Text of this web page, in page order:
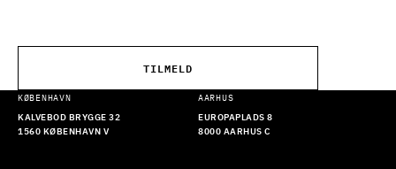
TILMELD
KØBENHAVN
KALVEBOD BRYGGE 32
1560 KØBENHAVN V
AARHUS
EUROPAPLADS 8
8000 AARHUS C